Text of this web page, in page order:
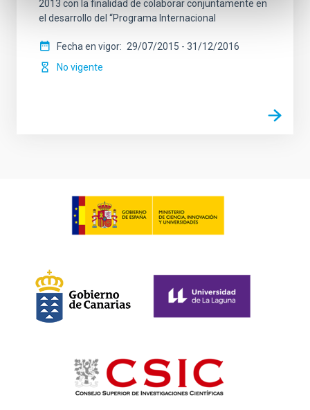
2013 con la finalidad de colaborar conjuntamente en
el desarrollo del “Programa Internacional
Fecha en vigor 29/07/2015 - 31/12/2016
No vigente